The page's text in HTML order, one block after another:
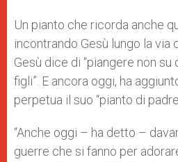
Un pianto che ricorda anche
incontrando Gesù lungo la via
Gesù dice di “piangere non su
figli”. E ancora oggi, ha
perpetua il suo “pianto di
“Anche oggi – ha detto –
guerre che si fanno per